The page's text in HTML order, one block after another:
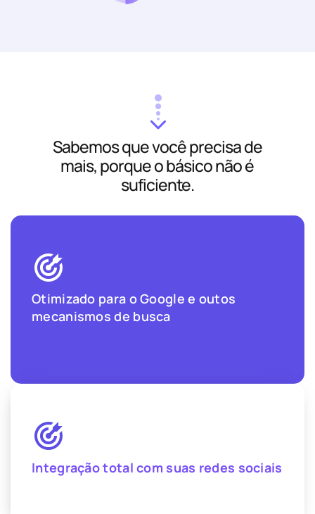
Sabemos que você precisa de
mais, porque o básico não é
suficiente.
Otimizado para o Google e outos
mecanismos de busca
Integração total com suas redes sociais